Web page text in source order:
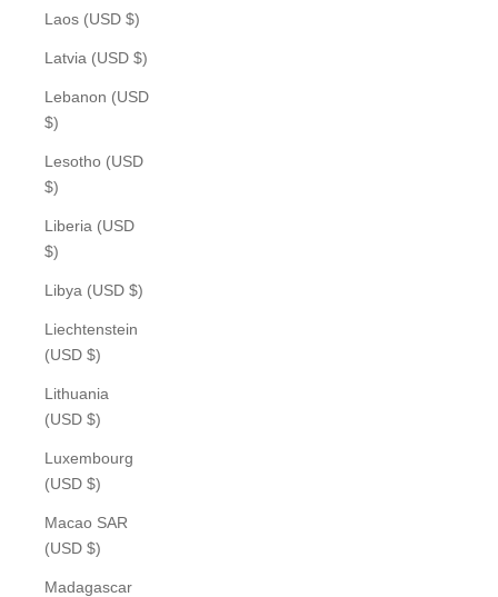
Laos (USD $)
Latvia (USD $)
Lebanon (USD
$)
Lesotho (USD
$)
Liberia (USD
$)
Libya (USD $)
Liechtenstein
(USD $)
Lithuania
(USD $)
Luxembourg
(USD $)
Macao SAR
(USD $)
Madagascar